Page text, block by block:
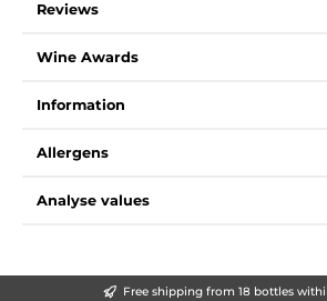
Reviews
Wine Awards
Information
Allergens
Analyse values
Free shipping from 18 bottles